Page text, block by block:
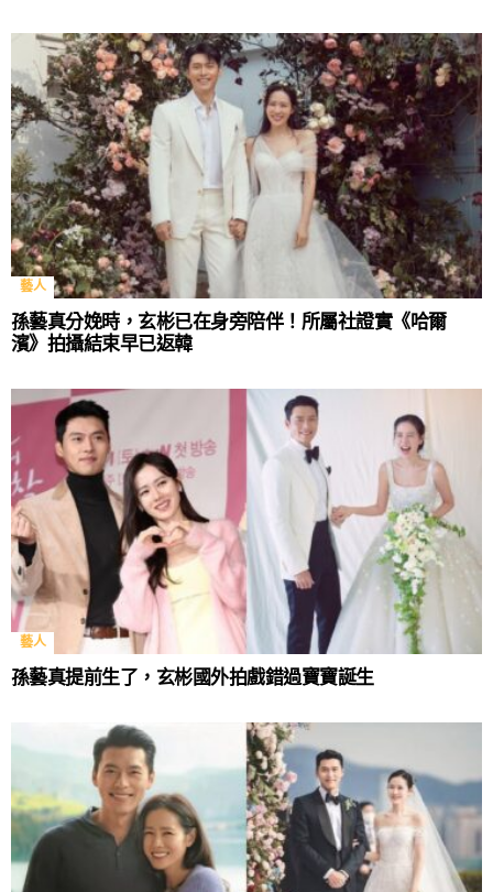
藝人
孫藝真分娩時，玄彬已在身旁陪伴！所屬社證實《哈爾
濱》拍攝結束早已返韓
藝人
孫藝真提前生了，玄彬國外拍戲錯過寶寶誕生